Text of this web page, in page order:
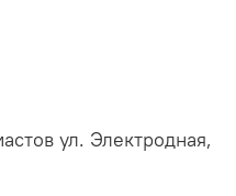
ул. Электродная,